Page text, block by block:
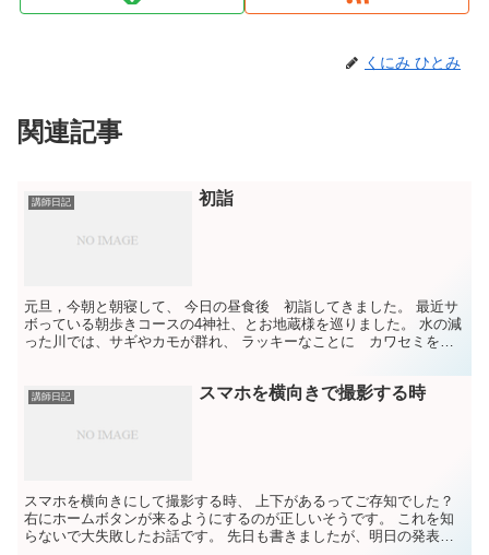
くにみ ひとみ
関連記事
講師日記 初詣
元旦，今朝と朝寝して、 今日の昼食後 初詣してきました。 最近サ
ボっている朝歩きコースの4神社、とお地蔵様を巡りました。 水の減
った川では、サギやカモが群れ、 ラッキーなことに カワセミを見
講師日記 スマホを横向きで撮影する時
スマホを横向きにして撮影する時、 上下があるってご存知でした？
右にホームボタンが来るようにするのが正しいそうです。 これを知
らないで大失敗したお話です。 先日も書きましたが、明日の発表会